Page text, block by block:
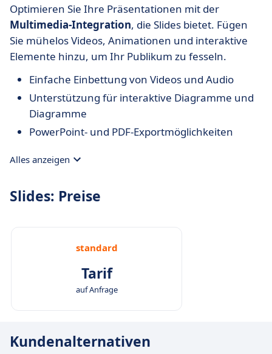
Optimieren Sie Ihre Präsentationen mit der
Multimedia-Integration, die Slides bietet. Fügen
Sie mühelos Videos, Animationen und interaktive
Elemente hinzu, um Ihr Publikum zu fesseln.
Einfache Einbettung von Videos und Audio
Unterstützung für interaktive Diagramme und
Diagramme
PowerPoint- und PDF-Exportmöglichkeiten
Alles anzeigen
Slides: Preise
standard
Tarif
auf Anfrage
Kundenalternativen